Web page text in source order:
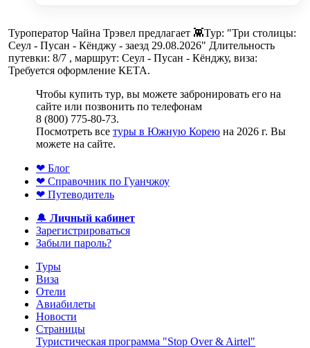
Туроператор Чайна Трэвел предлагает 👾Тур: "Три столицы:
Сеул - Пусан - Кёнджу - заезд 29.08.2026" Длительность
путевки: 8/7 , маршрут: Сеул - Пусан - Кёнджу, виза:
Требуется оформление КЕТА.
Чтобы купить тур, вы можете забронировать его на
сайте или позвонить по телефонам
8 (800) 775-80-73.
Посмотреть все туры в Южную Корею на 2026 г. Вы
можете на сайте.
❤ Блог
❤ Справочник по Гуанчжоу
❤ Путеводитель
🔔 Личный кабинет
Зарегистрироваться
Забыли пароль?
Туры
Виза
Отели
Авиабилеты
Новости
Страницы
Туристическая программа "Stop Over & Airtel"